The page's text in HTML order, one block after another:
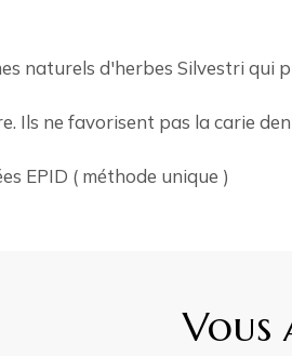
naturels d'herbes Silvestri qui
Ils ne favorisent pas la carie
EPID ( méthode unique )
Vous